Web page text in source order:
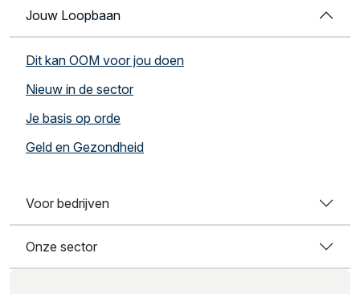
Jouw Loopbaan
Dit kan OOM voor jou doen
Nieuw in de sector
Je basis op orde
Geld en Gezondheid
Voor bedrijven
Onze sector